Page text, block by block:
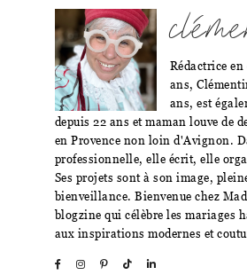
Rédactrice en
ans,
ans, est
depuis 22 ans et maman louve de
en Provence non loin d'Avignon.
professionnelle, elle écrit, elle
Ses projets sont à son image,
bienveillance. Bienvenue chez
blogzine qui célèbre les mariages
aux inspirations modernes et